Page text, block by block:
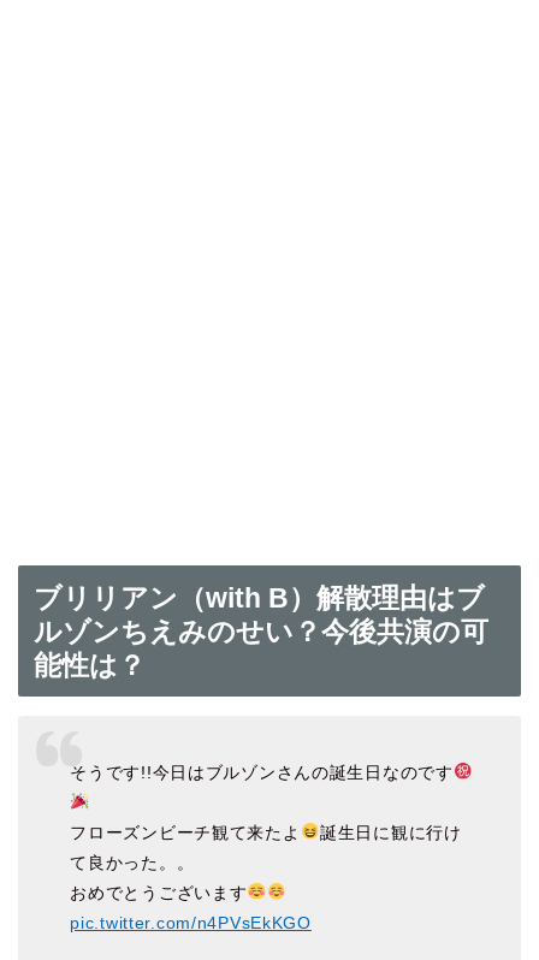
ブリリアン（with B）解散理由はブ
ルゾンちえみのせい？今後共演の可
能性は？
そうです!!今日はブルゾンさんの誕生日なのです
フローズンビーチ観て来たよ
誕生日に観に行け
て良かった。。
おめでとうございます
pic.twitter.com/n4PVsEkKGO